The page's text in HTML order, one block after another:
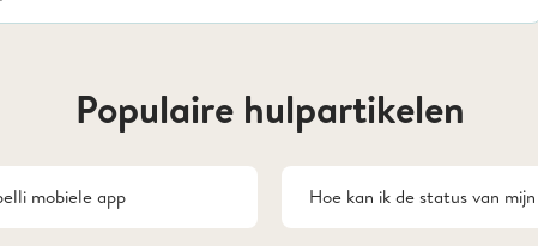
Populaire hulpartikelen
mobiele app Hoe kan ik de status van